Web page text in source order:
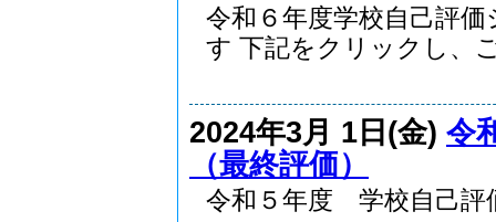
令和６年度学校自己評
す 下記をクリックし、
2024年3月 1日(金) 令
（最終評価）
令和５年度 学校自己評